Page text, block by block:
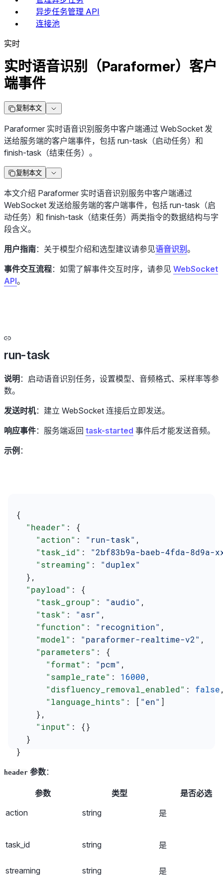
异步任务管理 API
连接池
实时
实时语音识别（Paraformer）客户
端事件
复制本文
Paraformer 实时语音识别服务中客户端通过 WebSocket 发
送给服务端的客户端事件，包括 run-task（启动任务）和
finish-task（结束任务）。
复制本文
本文介绍 Paraformer 实时语音识别服务中客户端通过
WebSocket 发送给服务端的客户端事件，包括 run-task（启
动任务）和 finish-task（结束任务）两类指令的数据结构与字
段含义。
用户指南：关于模型介绍和选型建议请参见语音识别 。
事件交互流程：如需了解事件交互时序，请参见 WebSocket
API。
run-task
说明 ：启动语音识别任务，设置模型、音频格式、采样率等参
数。
发送时机：建立 WebSocket 连接后立即发送。
响应事件：服务端返回 task-started 事件后才能发送音频。
示例 ：
{
  "header"
: {
    "action"
: "run-task" ,
    "task_id"
: "2bf83b9a-baeb-4fda-8d9a-
    "streaming"
: "duplex"
  },
  "payload"
: {
    "task_group"
: "audio" ,
    "task"
: "asr" ,
    "function"
: "recognition" ,
    "model"
: "paraformer-realtime-v2" ,
    "parameters"
: {
      "format"
: "pcm" ,
      "sample_rate"
: 16000,
      "disfluency_removal_enabled"
: false
      "language_hints"
: [ "en" ]
    },
    "input"
: {}
  }
}
header 参数：
参数 类型
是否必选
action
string 是
task_id string 是
streaming string 是